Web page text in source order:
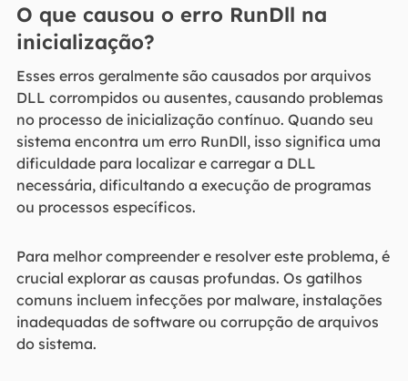
O que causou o erro RunDll na
inicialização?
Esses erros geralmente são causados por arquivos
DLL corrompidos ou ausentes, causando problemas
no processo de inicialização contínuo. Quando seu
sistema encontra um erro RunDll, isso significa uma
dificuldade para localizar e carregar a DLL
necessária, dificultando a execução de programas
ou processos específicos.
Para melhor compreender e resolver este problema, é
crucial explorar as causas profundas. Os gatilhos
comuns incluem infecções por malware, instalações
inadequadas de software ou corrupção de arquivos
do sistema.